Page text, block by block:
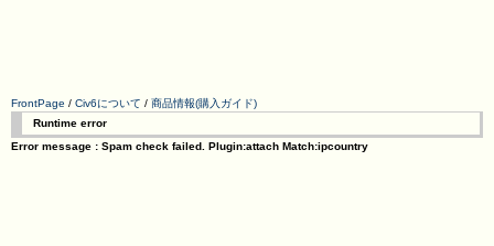
FrontPage / Civ6について / 商品情報(購入ガイド)
Runtime error
Error message : Spam check failed. Plugin:attach Match:ipcountry